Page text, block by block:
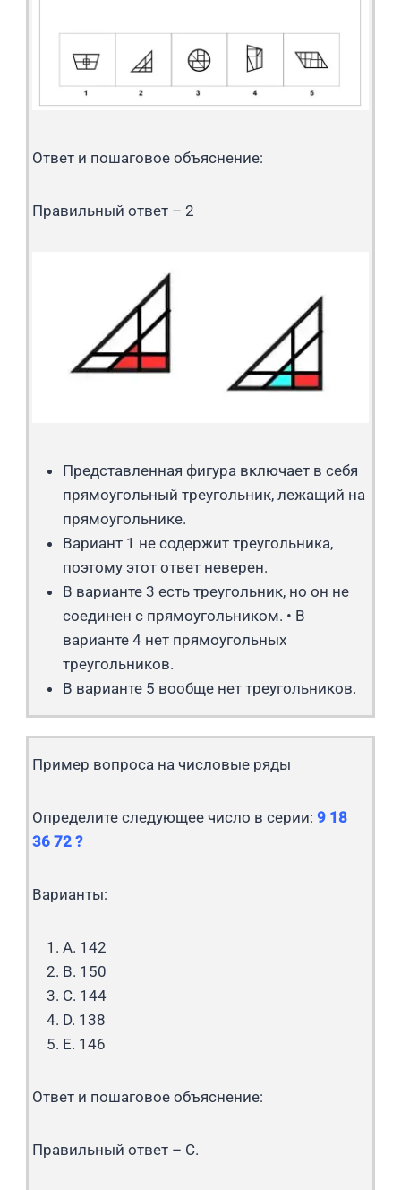
Ответ и пошаговое объяснение:
Правильный ответ – 2
Представленная фигура включает в себя
прямоугольный треугольник, лежащий на
прямоугольнике.
Вариант 1 не содержит треугольника,
поэтому этот ответ неверен.
В варианте 3 есть треугольник, но он не
соединен с прямоугольником. • В
варианте 4 нет прямоугольных
треугольников.
В варианте 5 вообще нет треугольников.
Пример вопроса на числовые ряды
Определите следующее число в серии:9 18
36 72 ?
Варианты:
A. 142
B. 150
C. 144
D. 138
E. 146
Ответ и пошаговое объяснение:
Правильный ответ – C.